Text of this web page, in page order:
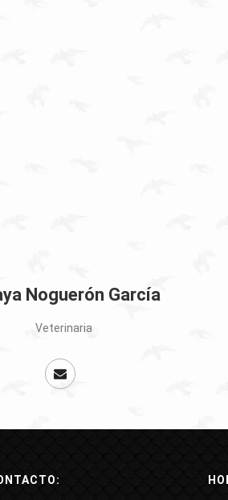
Noguerón García
Veterinaria